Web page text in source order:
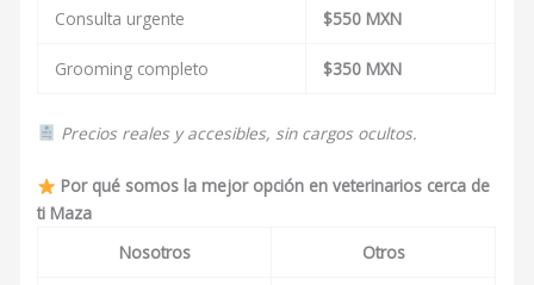
Consulta urgente $550 MXN
Grooming completo $350 MXN
Precios reales y accesibles, sin cargos ocultos.
Por qué somos la mejor opción en veterinarios cerca de
ti Maza
Nosotros
Otros